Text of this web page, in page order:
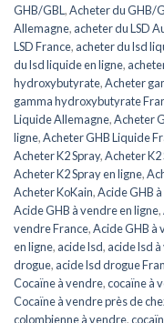
GHB/GBL ,Acheter du GHB/
Allemagne, acheter du LSD
LSD France, acheter du lsd
du lsd liquide en ligne,
hydroxybutyrate,Acheter
gamma hydroxybutyrate
Liquide Allemagne,Acheter
ligne,Acheter GHB Liquide
Acheter K2 Spray,Acheter K2
Acheter K2 Spray en ligne,
Acheter KoKain,Acide GHB
Acide GHB à vendre en ligne,
vendre France,Acide GHB à
en ligne, acide lsd, acide lsd
drogue, acide lsd drogue
Cocaïne à vendre,cocaïne à
Cocaïne à vendre près de
colombienne à vendre,